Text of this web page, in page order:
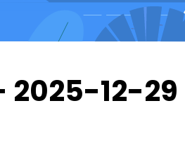
2025-12-29